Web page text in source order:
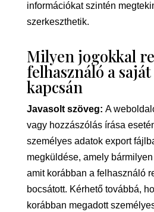
információkat szintén
szerkeszthetik.
Milyen jogokkal
felhasználó a
kapcsán
Javasolt szöveg: A
vagy hozzászólás írása
személyes adatok export
megküldése, amely
amit korábban a felhasználó
bocsátott. Kérhető továbbá,
korábban megadott